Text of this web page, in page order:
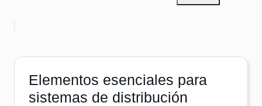
Elementos esenciales para
sistemas de distribución